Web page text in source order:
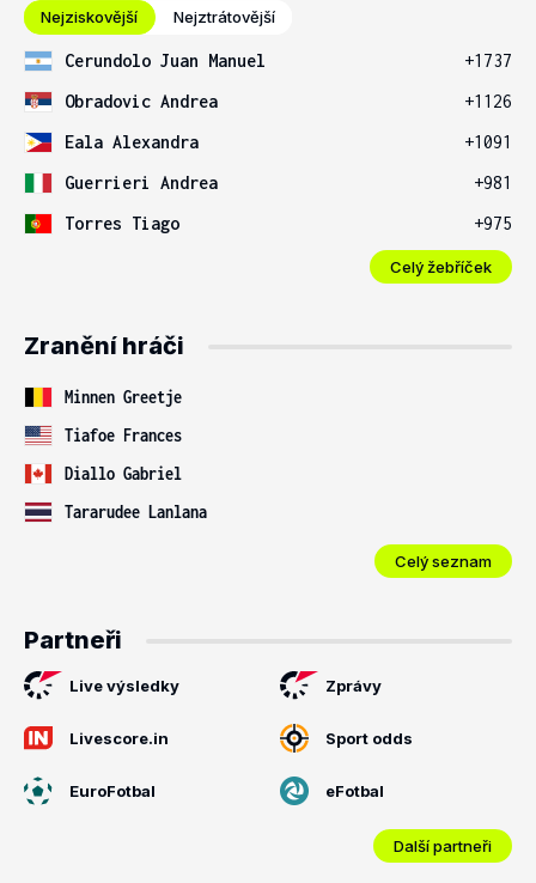
Nejziskovější Nejztrátovější
Cerundolo Juan Manuel
+1737
Obradovic Andrea
+1126
Eala Alexandra
+1091
Guerrieri Andrea
+981
Torres Tiago
+975
Celý žebříček
Zranění hráči
Minnen Greetje
Tiafoe Frances
Diallo Gabriel
Tararudee Lanlana
Celý seznam
Partneři
Live výsledky Zprávy
Livescore.in Sport odds
EuroFotbal eFotbal
Další partneři